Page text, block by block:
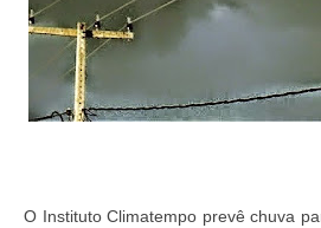
O Instituto Climatempo prevê chuva